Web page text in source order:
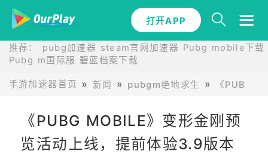
打开APP
推荐： pubg加速器 steam官网加速器 Pubg mobile下载
Pubg m国际服 碧蓝档案下载
手游加速器首页 新闻 pubgm绝地求生 《PUBG
《PUBG MOBILE》变形金刚预
览活动上线，提前体验3.9版本